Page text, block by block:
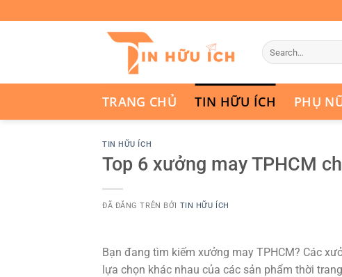
đến
TRANG CHỦ TIN HỮU ÍCH PHỤ
TIN HỮU ÍCH
Top 6 xưởng may TPHCM
ĐÃ ĐĂNG TRÊN BỞI TIN HỮU ÍCH
Bạn đang tìm kiếm xưởng may TPHCM? Các
lựa chọn khác nhau của các sản phẩm thời